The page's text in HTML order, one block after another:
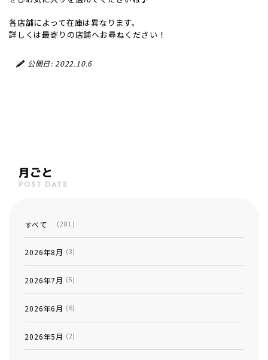
各店舗によって在庫は異なります。
詳しくは最寄りの店舗へお尋ねください！
公開日: 2022.10.6
月ごと
POST DATE
すべて (281)
2026年8月 (3)
2026年7月 (5)
2026年6月 (6)
2026年5月 (2)